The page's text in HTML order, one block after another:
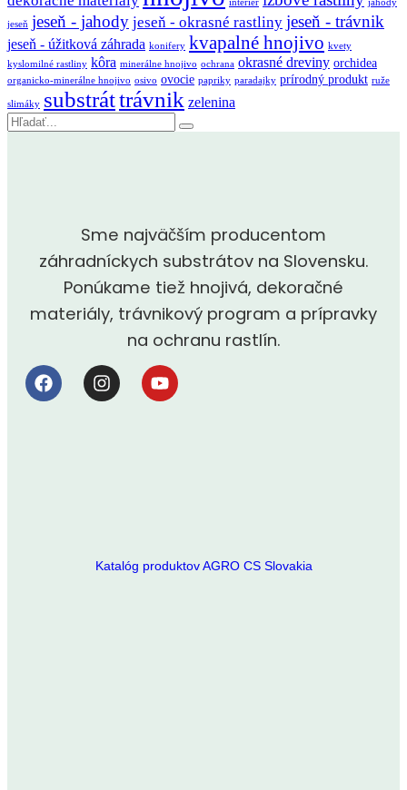
interiér jahody
jeseň jeseň - jahody jeseň - okrasné rastliny jeseň - trávnik
jeseň - úžitková záhrada konifery kvapalné hnojivo kvety
kyslomilné rastliny kôra minerálne hnojivo ochrana okrasné dreviny orchidea
organicko-minerálne hnojivo osivo ovocie papriky paradajky prírodný produkt ruže
slimáky substráttrávnik zelenina
Sme najväčším producentom
záhradníckych substrátov na Slovensku.
Ponúkame tiež hnojivá, dekoračné
materiály, trávnikový program a prípravky
na ochranu rastlín.
Katalóg produktov AGRO CS Slovakia